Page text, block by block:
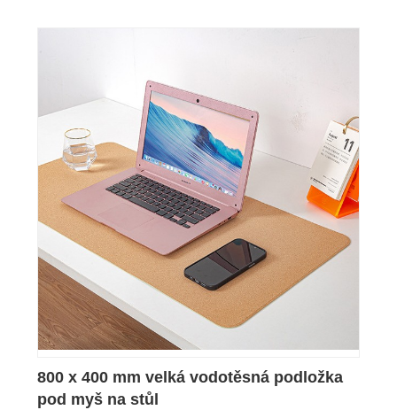
800 x 400 mm velká vodotěsná podložka
pod myš na stůl